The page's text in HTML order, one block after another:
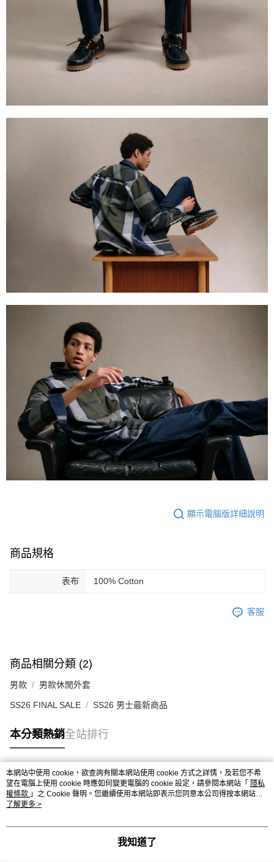
顯示電腦版詳細說明
商品規格
表布 100% Cotton
客服
商品相關分類 (2)
男款 男款休閒外套
SS26 FINAL SALE SS26 男士最新商品
本分類熱銷全站排行
熱門標籤
本網站中使用 cookie，欲查詢有關本網站使用 cookie 方式之詳情，及若您不希
望在電腦上使用 cookie 時應如何變更電腦的 cookie 設定，請參閱本網站「 隱私
權條款 」之 Cookie 聲明。您繼續使用本網站即表示您同意本公司得按本網站使
用條款之 Cookie 聲明使用 cookie。
了解更多 >
我知道了